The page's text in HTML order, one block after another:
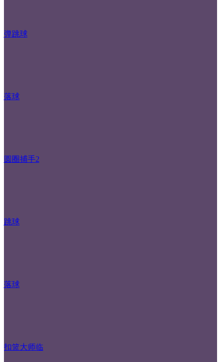
弹跳球
落球
圆圈捕手2
跳球
落球
扣篮大师临